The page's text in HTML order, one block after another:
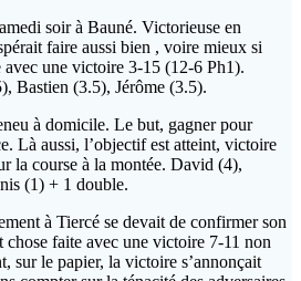
soir à Bauné. Victorieuse en
faire aussi bien , voire mieux si
une victoire 3-15 (12-6 Ph1).
Bastien (3.5), Jérôme (3.5).
à domicile. Le but, gagner pour
Là aussi, l’objectif est atteint, victoire
la course à la montée. David (4),
(1) + 1 double.
à Tiercé se devait de confirmer son
faite avec une victoire 7-11 non
sur le papier, la victoire s’annonçait